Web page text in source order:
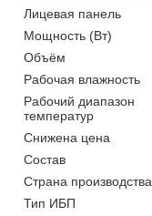
Лицевая панель
Мощность (Bт)
Объём
Рабочая влажность
Рабочий диапазон
температур
Снижена цена
Состав
Страна производства
Тип ИБП